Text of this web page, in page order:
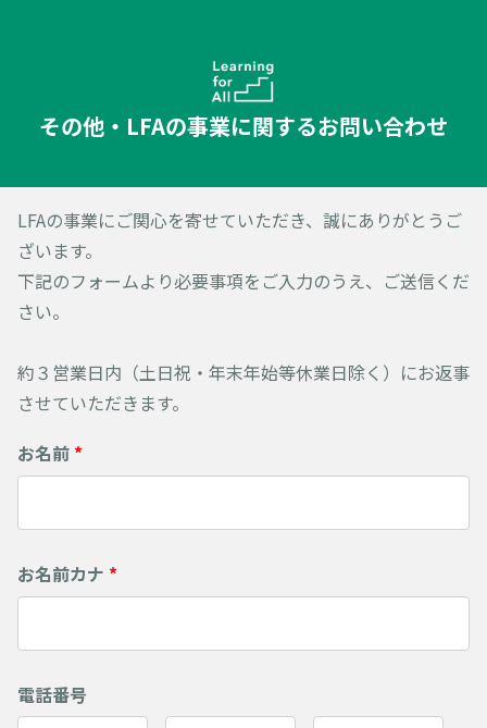
その他・LFAの事業に関するお問い合わせ
LFAの事業にご関心を寄せていただき、誠にありがとうご
ざいます。
下記のフォームより必要事項をご入力のうえ、ご送信くだ
さい。
約３営業日内（土日祝・年末年始等休業日除く）にお返事
させていただきます。
お名前 *
お名前カナ *
電話番号